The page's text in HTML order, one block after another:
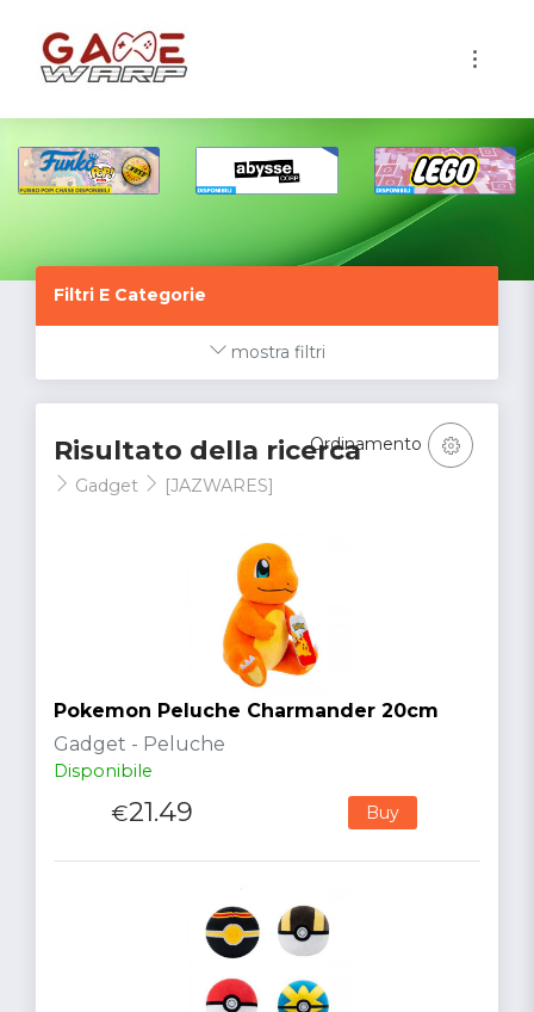
Filtri E Categorie
mostra filtri
Risultato della ricerca
Gadget [JAZWARES]
Ordinamento
Pokemon Peluche Charmander 20cm
Gadget - Peluche
Disponibile
€21.49 Buy